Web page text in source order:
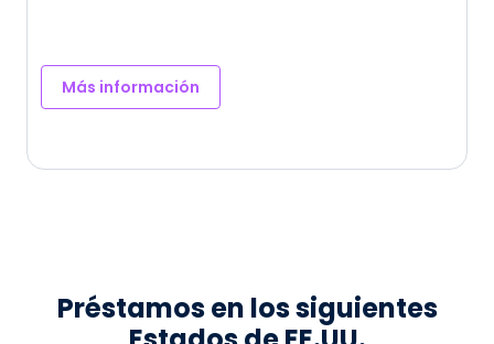
Más información
Préstamos en los siguientes